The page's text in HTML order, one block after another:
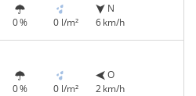
0 % 0 l/m²
N
6 km/h
0 % 0 l/m²
O
2 km/h